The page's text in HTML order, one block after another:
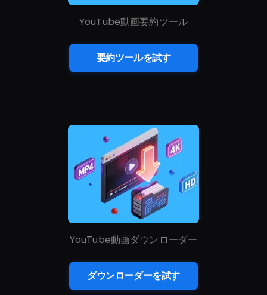
YouTube動画要約ツール
要約ツールを試す
YouTube動画ダウンローダー
ダウンローダーを試す